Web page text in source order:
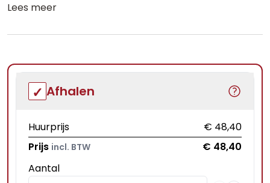
Lees meer
Afhalen
Huurprijs
€ 48,40
Prijs incl. BTW
€ 48,40
Aantal